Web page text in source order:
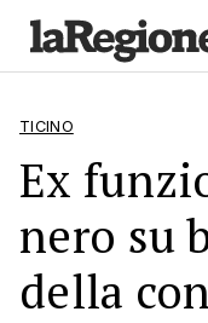
TICINO
Ex
nero su
della